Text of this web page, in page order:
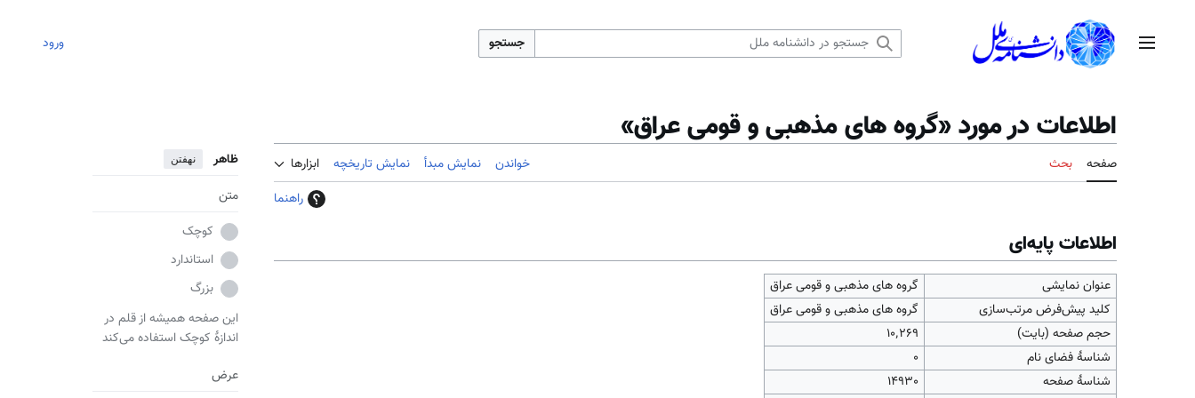
منوی اصلی جستجو ورود
اطلاعات در مورد «گروه های مذهبی و قومی عراق»
صفحه بحث خواندن نمایش مبدأ نمایش تاریخچه ابزارها ظاهر نهفتن
متن
کوچک
استاندارد
بزرگ
این صفحه همیشه از قلم در
اندازهٔ کوچک استفاده می‌کند
عرض
راهنما
اطلاعات پایه‌ای
عنوان نمایشی
گروه های مذهبی و قومی عراق
کلید پیش‌فرض مرتب‌سازی
گروه های مذهبی و قومی عراق
حجم صفحه (بایت)
۱۰٬۲۶۹
شناسهٔ فضای نام
0
شناسهٔ صفحه
14930